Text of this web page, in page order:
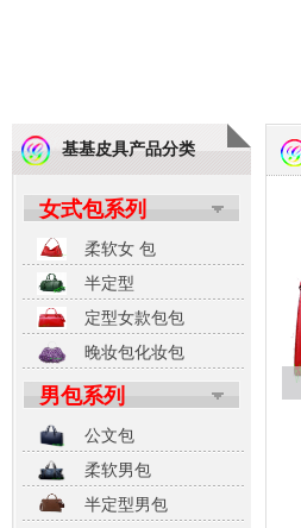
基基皮具产品分类
女式包系列
柔软女 包
半定型
定型女款包包
晚妆包化妆包
男包系列
公文包
柔软男包
半定型男包